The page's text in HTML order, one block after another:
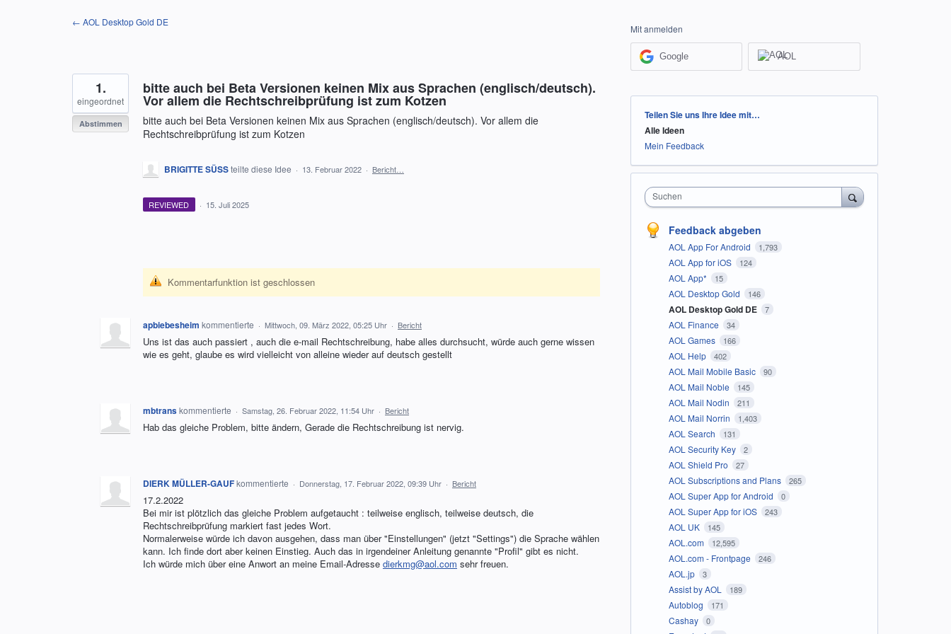
← AOL Desktop Gold DE
bitte auch bei Beta Versionen keinen Mix aus Sprachen (englisch/deutsch).
Vor allem die Rechtschreibprüfung ist zum Kotzen
bitte auch bei Beta Versionen keinen Mix aus Sprachen (englisch/deutsch). Vor allem die
Rechtschreibprüfung ist zum Kotzen
1.
eingeordnet
Abstimmen
BRIGITTE SÜSSteilte diese Idee · 13. Februar 2022 · Bericht…
REVIEWED · 15. Juli 2025
Kommentarfunktion ist geschlossen
apbiebesheim kommentierte · Mittwoch, 09. März 2022, 05:25 Uhr · Bericht
Uns ist das auch passiert , auch die e-mail Rechtschreibung, habe alles durchsucht, würde auch gerne wissen
wie es geht, glaube es wird vielleicht von alleine wieder auf deutsch gestellt
mbtranskommentierte · Samstag, 26. Februar 2022, 11:54 Uhr · Bericht
Hab das gleiche Problem, bitte ändern, Gerade die Rechtschreibung ist nervig.
DIERK MÜLLER-GAUFkommentierte · Donnerstag, 17. Februar 2022, 09:39 Uhr · Bericht
17.2.2022
Bei mir ist plötzlich das gleiche Problem aufgetaucht : teilweise englisch, teilweise deutsch, die
Rechtschreibprüfung markiert fast jedes Wort.
Normalerweise würde ich davon ausgehen, dass man über "Einstellungen" (jetzt "Settings") die Sprache wählen
kann. Ich finde dort aber keinen Einstieg. Auch das in irgendeiner Anleitung genannte "Profil" gibt es nicht.
Ich würde mich über eine Anwort an meine Email-Adresse dierkmg@aol.com sehr freuen.
Mit anmelden
Google AOL
Kategorien
Teilen Sie uns Ihre Idee mit…
Alle Ideen
Mein Feedback
Suchen
Feedback abgeben
AOL App For Android 1,793
AOL App for iOS 124
AOL App* 15
AOL Desktop Gold 146
AOL Desktop Gold DE 7
AOL Finance 34
AOL Games 166
AOL Help 402
AOL Mail Mobile Basic 90
AOL Mail Noble 145
AOL Mail Nodin 211
AOL Mail Norrin 1,403
AOL Search 131
AOL Security Key 2
AOL Shield Pro 27
AOL Subscriptions and Plans 265
AOL Super App for Android 0
AOL Super App for iOS 243
AOL UK 145
AOL.com 12,595
AOL.com - Frontpage 246
AOL.jp 3
Assist by AOL 189
Autoblog 171
Cashay 0